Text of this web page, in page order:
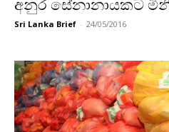
අනුර සේනානායකට
Sri Lanka Brief - 24/05/2016